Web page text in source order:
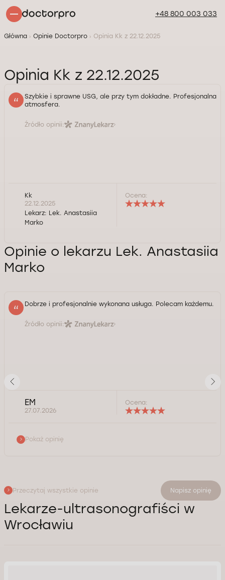
+48 800 003 033
Główna Opinie Doctorpro Opinia Kk z 22.12.2025
Opinia Kk z 22.12.2025
Szybkie i sprawne USG, ale przy tym dokładne. Profesjonalna
atmosfera.
Źródło opinii:
Kk
22.12.2025
Lekarz: Lek. Anastasiia
Marko
Ocena:
Opinie o lekarzu Lek. Anastasiia
Marko
Dobrze i profesjonalnie wykonana usługa. Polecam każdemu.
Źródło opinii:
EM
27.07.2026
Ocena:
Pokaż opinię
Przeczytaj wszystkie opinie Napisz opinię
Lekarze-ultrasonografiści w
Wrocławiu